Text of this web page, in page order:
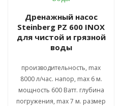
Дренажный насос
Steinberg PZ 600 INOX
для чистой и грязной
воды
производительность, max
8000 л/час. напор, max 6 м.
мощность 600 Ватт. глубина
погружения, max 7 м. размер